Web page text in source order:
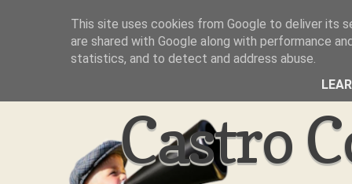
Inicio Aviso Legal Quienes Somos ??
Castro
This site uses cookies from Google to deliver its
are shared with Google along with performance
statistics, and to detect and address abuse.